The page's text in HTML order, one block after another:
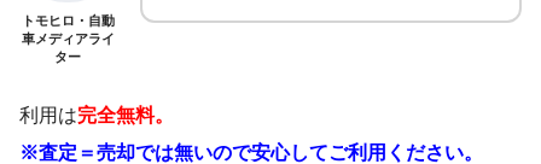
トモヒロ・自動
車メディアライ
ター
利用は完全無料。
※査定＝売却では無いので安心してご利用ください。